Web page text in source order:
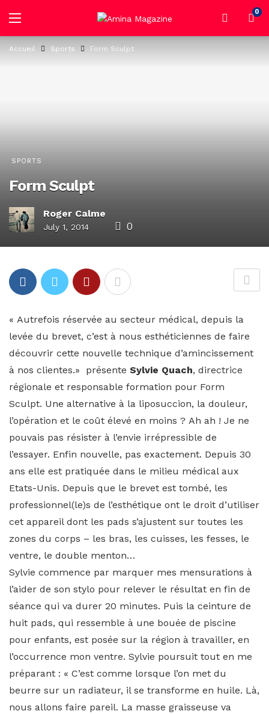
0
Accueil Sports Form Sculpt
SPORTS
Form Sculpt
Roger Calme
July 1, 2014 0
« Autrefois réservée au secteur médical, depuis la
levée du brevet, c’est à nous esthéticiennes de faire
découvrir cette nouvelle technique d’amincissement
à nos clientes.» présente Sylvie Quach, directrice
régionale et responsable formation pour Form
Sculpt. Une alternative à la liposuccion, la douleur,
l’opération et le coût élevé en moins ? Ah ah ! Je ne
pouvais pas résister à l’envie irrépressible de
l’essayer. Enfin nouvelle, pas exactement. Depuis 30
ans elle est pratiquée dans le milieu médical aux
Etats-Unis. Depuis que le brevet est tombé, les
professionnel(le)s de l’esthétique ont le droit d’utiliser
cet appareil dont les pads s’ajustent sur toutes les
zones du corps – les bras, les cuisses, les fesses, le
ventre, le double menton…
Sylvie commence par marquer mes mensurations à
l’aider de son stylo pour relever le résultat en fin de
séance qui va durer 20 minutes. Puis la ceinture de
huit pads, qui ressemble à une bouée de piscine
pour enfants, est posée sur la région à travailler, en
l’occurrence mon ventre. Sylvie poursuit tout en me
préparant : « C’est comme lorsque l’on met du
beurre sur un radiateur, il se transforme en huile. Là,
nous allons faire pareil. La masse graisseuse va